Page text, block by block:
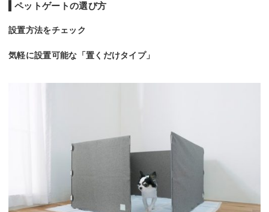
ペットゲートの選び方
設置方法をチェック
気軽に設置可能な「置くだけタイプ」